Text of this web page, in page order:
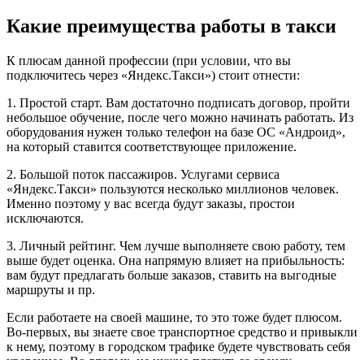
Какие преимущества работы в такси
К плюсам данной профессии (при условии, что вы
подключитесь через «Яндекс.Такси») стоит отнести:
1. Простой старт. Вам достаточно подписать договор, пройти
небольшое обучение, после чего можно начинать работать. Из
оборудования нужен только телефон на базе ОС «Андроид»,
на который ставится соответствующее приложение.
2. Большой поток пассажиров. Услугами сервиса
«Яндекс.Такси» пользуются несколько миллионов человек.
Именно поэтому у вас всегда будут заказы, простои
исключаются.
3. Личный рейтинг. Чем лучше выполняете свою работу, тем
выше будет оценка. Она напрямую влияет на прибыльность:
вам будут предлагать больше заказов, ставить на выгодные
маршруты и пр.
Если работаете на своей машине, то это тоже будет плюсом.
Во-первых, вы знаете свое транспортное средство и привыкли
к нему, поэтому в городском трафике будете чувствовать себя